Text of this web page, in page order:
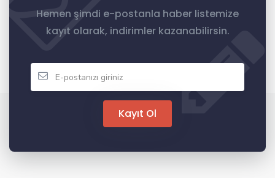
Hemen şimdi e-postanla haber listemize
kayıt olarak, indirimler kazanabilirsin.
Kayıt Ol